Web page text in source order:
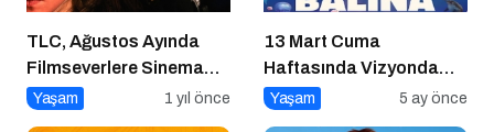
TLC, Ağustos Ayında
Filmseverlere Sinema
Dolu Akşamlar Sunuyor
Yaşam 1 yıl önce
13 Mart Cuma
Haftasında Vizyonda
Hangi Filmler Var?
Yaşam 5 ay önce